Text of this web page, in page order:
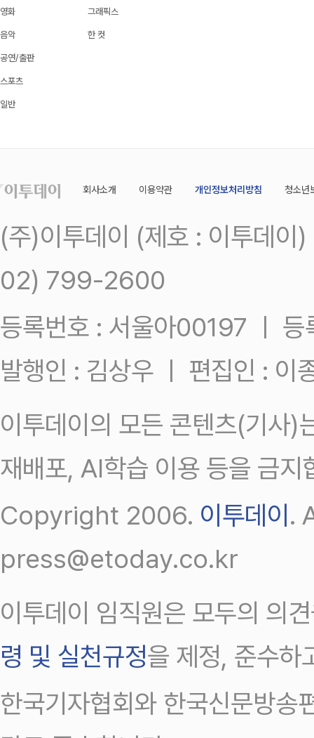
영화
음악
공연/출판
스포츠
일반
그래픽스
한 컷
회사소개 이용약관 개인정보처리방침 청소년
(주)이투데이 (제호 : 이투데
02) 799-2600
등록번호 : 서울아00197 ㅣ
발행인 : 김상우 ㅣ 편집인 : 이
이투데이의 모든 콘텐츠(기사)
재배포, AI학습 이용 등을 금지
Copyright 2006. 이투데이.
press@etoday.co.kr
이투데이 임직원은 모두의 의
령 및 실천규정을 제정, 준수하
한국기자협회와 한국신문방송